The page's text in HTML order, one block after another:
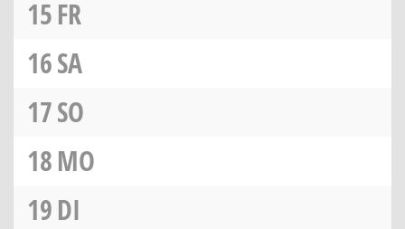
15FR
16SA
17SO
18MO
19DI